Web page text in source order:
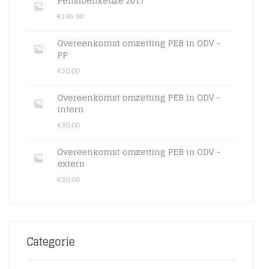
€195.00
Overeenkomst omzetting PEB in ODV -
PP
€30.00
Overeenkomst omzetting PEB in ODV -
intern
€30.00
Overeenkomst omzetting PEB in ODV -
extern
€30.00
Categorie